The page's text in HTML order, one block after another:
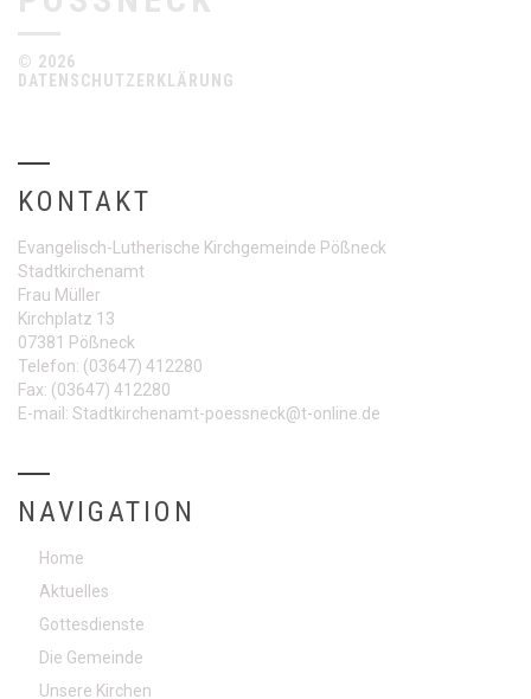
© 2026
DATENSCHUTZERKLÄRUNG
KONTAKT
Evangelisch-Lutherische Kirchgemeinde Pößneck
Stadtkirchenamt
Frau Müller
Kirchplatz 13
07381 Pößneck
Telefon: (03647) 412280
Fax: (03647) 412280
E-mail: Stadtkirchenamt-poessneck@t-online.de
NAVIGATION
Home
Aktuelles
Gottesdienste
Die Gemeinde
Unsere Kirchen